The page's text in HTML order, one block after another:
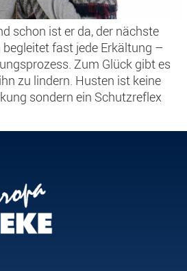
schon ist er da, der nächste
fast jede Erkältung –
Zum Glück gibt es
zu lindern. Husten ist keine
sondern ein Schutzreflex